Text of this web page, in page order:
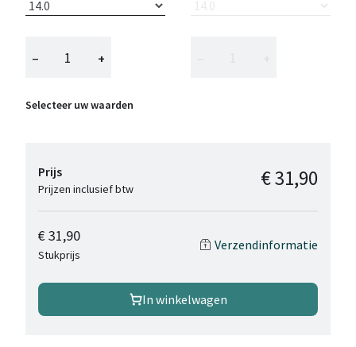
− +
Selecteer uw waarden
Prijs
Prijzen inclusief btw € 31,90
€ 31,90
Stukprijs
Verzendinformatie
In winkelwagen